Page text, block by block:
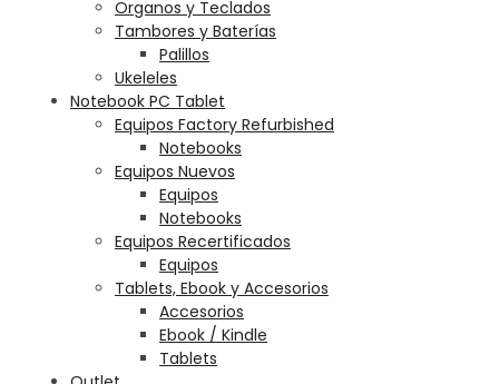
Organos y Teclados
Tambores y Baterías
Palillos
Ukeleles
Notebook PC Tablet
Equipos Factory Refurbished
Notebooks
Equipos Nuevos
Equipos
Notebooks
Equipos Recertificados
Equipos
Tablets, Ebook y Accesorios
Accesorios
Ebook / Kindle
Tablets